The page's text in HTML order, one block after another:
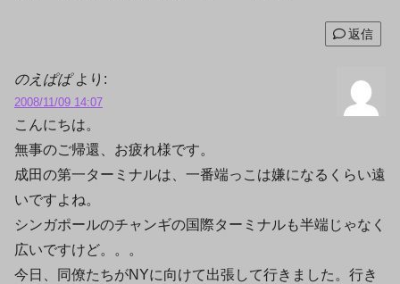
返信
のえぱぱ より:
2008/11/09 14:07
こんにちは。
無事のご帰還、お疲れ様です。
成田の第一ターミナルは、一番端っこは嫌になるくらい遠
いですよね。
シンガポールのチャンギの国際ターミナルも半端じゃなく
広いですけど。。。
今日、同僚たちがNYに向けて出張して行きました。行き